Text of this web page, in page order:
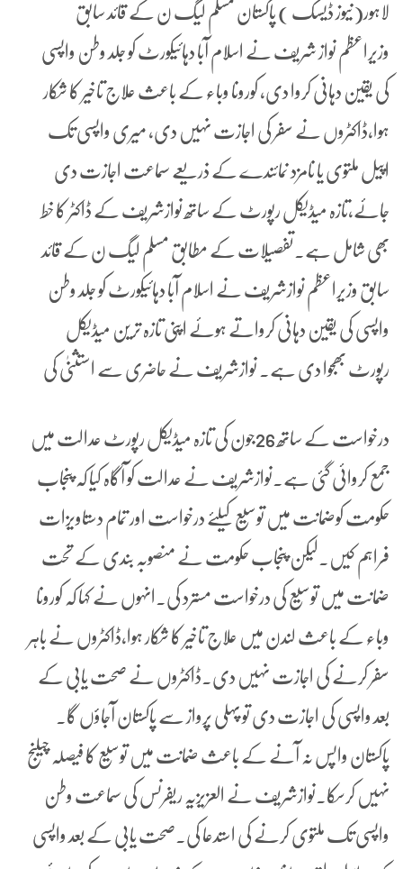
لاہور(نیوز ڈیسک ) پاکستان مسلم لیگ ن کے قائد سابق
وزیراعظم نواز شریف نے اسلام آبا دہائیکورٹ کو جلد وطن واپسی
کی یقین دہانی کروا دی، کورونا وباء کے باعث علاج تاخیر کا شکار
ہوا،ڈاکٹروں نے سفر کی اجازت نہیں دی، میری واپسی تک
اپیل ملتوی یا نامزد نمائندے کے ذریعے سماعت اجازت دی
جائے،تازہ میڈیکل رپورٹ کے ساتھ نوازشریف کے ڈاکٹر کا خط
بھی شامل ہے۔تفصیلات کے مطابق مسلم لیگ ن کے قائد
سابق وزیراعظم نوازشریف نے اسلام آبا دہائیکورٹ کو جلد وطن
واپسی کی یقین دہانی کرواتے ہوئے اپنی تازہ ترین میڈیکل
رپورٹ بھجوا دی ہے۔ نوازشریف نے حاضری سے استثنیٰ کی
درخواست کے ساتھ 26جون کی تازہ میڈیکل رپورٹ عدالت میں
جمع کروائی گئی ہے۔نوازشریف نے عدالت کو آگاہ کیا کہ پنجاب
حکومت کوضمانت میں توسیع کیلئے درخواست اور تمام دستاویزات
فراہم کیں۔لیکن پنجاب حکومت نے منصوبہ بندی کے تحت
ضمانت میں توسیع کی درخواست مسترد کی۔انہوں نے کہا کہ کورونا
وباء کے باعث لندن میں علاج تاخیر کا شکار ہوا،ڈاکٹروں نے باہر
سفر کرنے کی اجازت نہیں دی۔ڈاکٹروں نے صحت یابی کے
بعد واپسی کی اجازت دی تو پہلی پرواز سے پاکستان آجاؤں گا۔
پاکستان واپس نہ آنے کے باعث ضمانت میں توسیع کا فیصلہ چیلنج
نہیں کرسکا۔نوازشریف نے العزیزیہ ریفرنس کی سماعت وطن
واپسی تک ملتوی کرنے کی استدعا کی۔صحت یابی کے بعد واپسی